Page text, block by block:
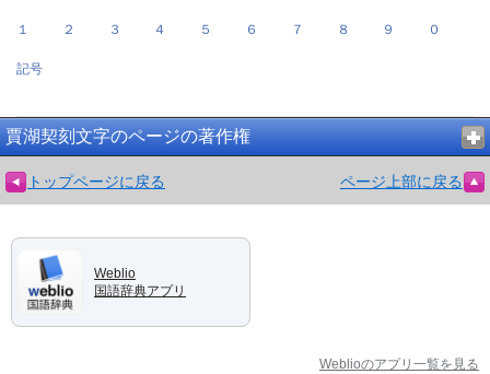
１ ２ ３ ４ ５ ６ ７ ８ ９ ０
記号
賈湖契刻文字のページの著作権
トップページに戻る ページ上部に戻る
Weblio
国語辞典アプリ
Weblioのアプリ一覧を見る